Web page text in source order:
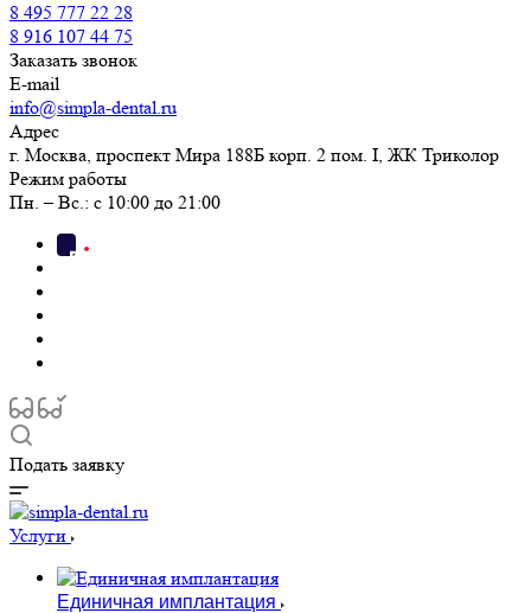
8 495 777 22 28
8 916 107 44 75
Заказать звонок
E-mail
info@simpla-dental.ru
Адрес
г. Москва, проспект Мира 188Б корп. 2 пом. I, ЖК Триколор
Режим работы
Пн. – Вс.: с 10:00 до 21:00
Подать заявку
Услуги
Единичная имплантация